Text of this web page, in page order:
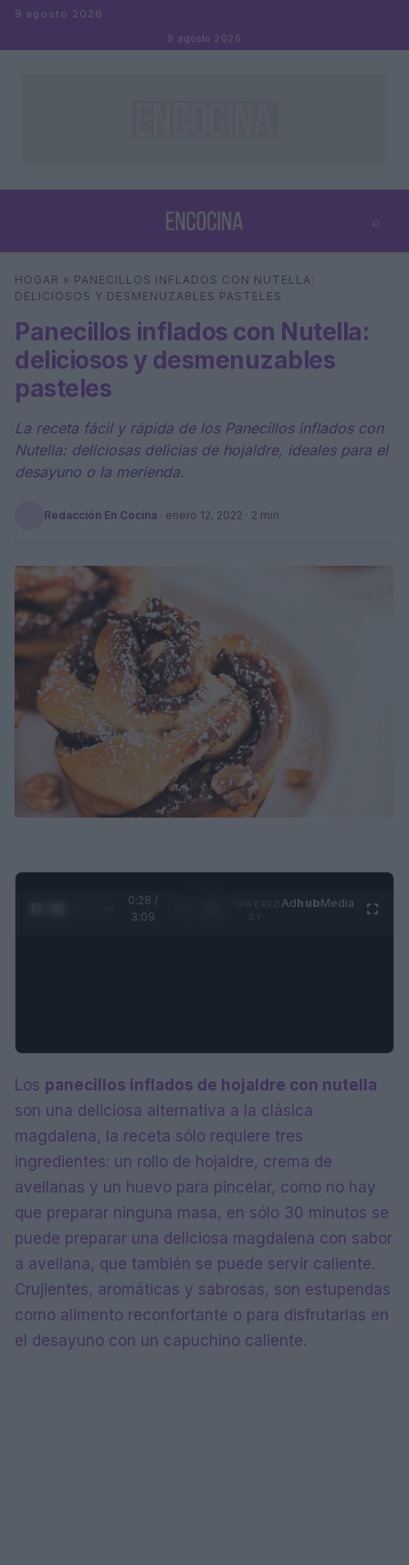
Saltar al contenido
9 agosto 2026
9 agosto 2026
⌕
Buscar
HOGAR » PANECILLOS INFLADOS CON NUTELLA:
DELICIOSOS Y DESMENUZABLES PASTELES
Panecillos inflados con Nutella:
deliciosos y desmenuzables
pasteles
La receta fácil y rápida de los Panecillos inflados con
Nutella: deliciosas delicias de hojaldre, ideales para el
desayuno o la merienda.
Redacción En Cocina · enero 12, 2022 · 2 min
0:28 /
3:09
AdhubMedia
Los panecillos inflados de hojaldre con nutella
son una deliciosa alternativa a la clásica
magdalena, la receta sólo requiere tres
ingredientes: un rollo de hojaldre, crema de
avellanas y un huevo para pincelar, como no hay
que preparar ninguna masa, en sólo 30 minutos se
puede preparar una deliciosa magdalena con sabor
a avellana, que también se puede servir caliente.
Crujientes, aromáticas y sabrosas, son estupendas
como alimento reconfortante o para disfrutarlas en
el desayuno con un capuchino caliente.